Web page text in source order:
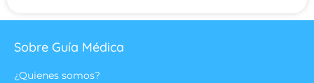
Sobre Guía Médica
¿Quienes somos?